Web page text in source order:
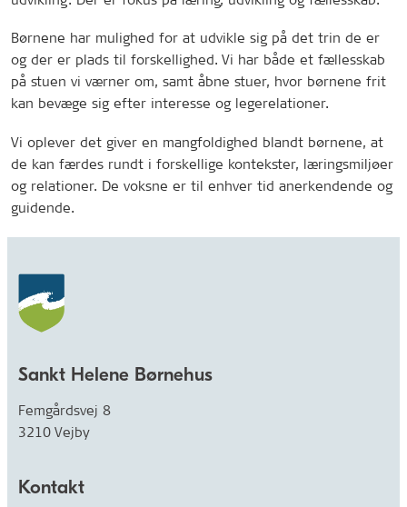
Børnene har mulighed for at udvikle sig på det trin de er
og der er plads til forskellighed. Vi har både et fællesskab
på stuen vi værner om, samt åbne stuer, hvor børnene frit
kan bevæge sig efter interesse og legerelationer.
Vi oplever det giver en mangfoldighed blandt børnene, at
de kan færdes rundt i forskellige kontekster, læringsmiljøer
og relationer. De voksne er til enhver tid anerkendende og
guidende.
Sankt Helene Børnehus
Femgårdsvej 8
3210 Vejby
Kontakt